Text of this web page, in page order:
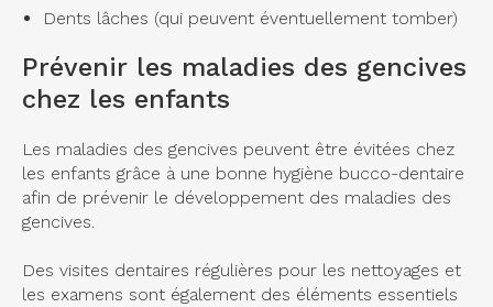
Dents lâches (qui peuvent éventuellement tomber)
Prévenir les maladies des gencives
chez les enfants
Les maladies des gencives peuvent être évitées chez
les enfants grâce à une bonne hygiène bucco-dentaire
afin de prévenir le développement des maladies des
gencives.
Des visites dentaires régulières pour les nettoyages et
les examens sont également des éléments essentiels